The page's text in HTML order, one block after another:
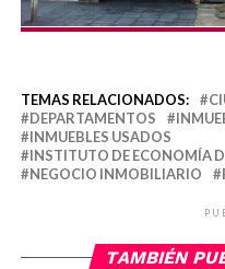
TEMAS RELACIONADOS:
DEPARTAMENTOS
INMUEBLES USADOS
INSTITUTO DE ECONOMÍA
NEGOCIO INMOBILIARIO
TAMBIÉN